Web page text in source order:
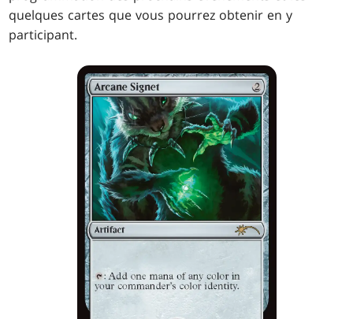
quelques cartes que vous pourrez obtenir en y
participant.